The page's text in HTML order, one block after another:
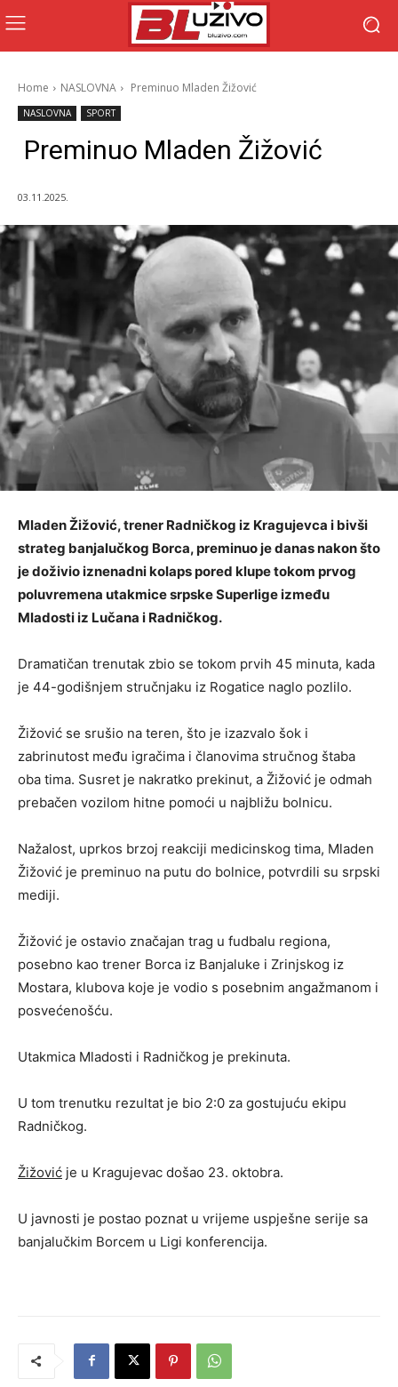
Home NASLOVNA Preminuo Mladen Žižović
NASLOVNA SPORT
Preminuo Mladen Žižović
03.11.2025.
Mladen Žižović, trener Radničkog iz Kragujevca i bivši
strateg banjalučkog Borca, preminuo je danas nakon što
je doživio iznenadni kolaps pored klupe tokom prvog
poluvremena utakmice srpske Superlige između
Mladosti iz Lučana i Radničkog.
Dramatičan trenutak zbio se tokom prvih 45 minuta, kada
je 44-godišnjem stručnjaku iz Rogatice naglo pozlilo.
Žižović se srušio na teren, što je izazvalo šok i
zabrinutost među igračima i članovima stručnog štaba
oba tima. Susret je nakratko prekinut, a Žižović je odmah
prebačen vozilom hitne pomoći u najbližu bolnicu.
Nažalost, uprkos brzoj reakciji medicinskog tima, Mladen
Žižović je preminuo na putu do bolnice, potvrdili su srpski
mediji.
Žižović je ostavio značajan trag u fudbalu regiona,
posebno kao trener Borca iz Banjaluke i Zrinjskog iz
Mostara, klubova koje je vodio s posebnim angažmanom i
posvećenošću.
Utakmica Mladosti i Radničkog je prekinuta.
U tom trenutku rezultat je bio 2:0 za gostujuću ekipu
Radničkog.
Žižović je u Kragujevac došao 23. oktobra.
U javnosti je postao poznat u vrijeme uspješne serije sa
banjalučkim Borcem u Ligi konferencija.